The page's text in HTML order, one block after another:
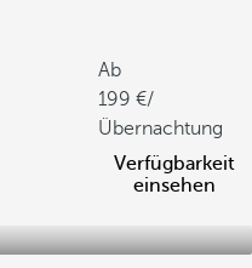
Ab
199
/
Übernachtung
Verfügbarkeit
einsehen